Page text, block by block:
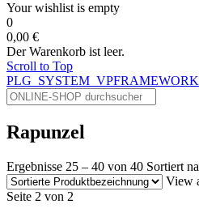
Your wishlist is empty
0
0,00 €
Der Warenkorb ist leer.
Scroll to Top
Rapunzel
Ergebnisse 25 – 40 von 40 Sortiert
View
Seite 2 von 2